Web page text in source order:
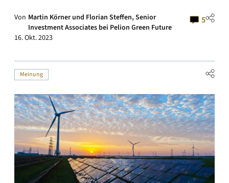
Von Martin Körner und Florian Steffen, Senior
Investment Associates bei Pelion Green Future
16. Okt. 2023
5
Meinung